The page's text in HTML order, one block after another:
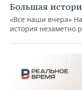
Большая
«Все наши вчера»
история незаметно